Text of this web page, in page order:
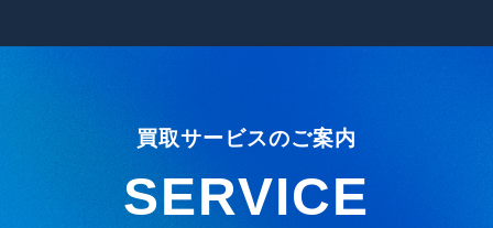
買取サービスのご案内
SERVICE